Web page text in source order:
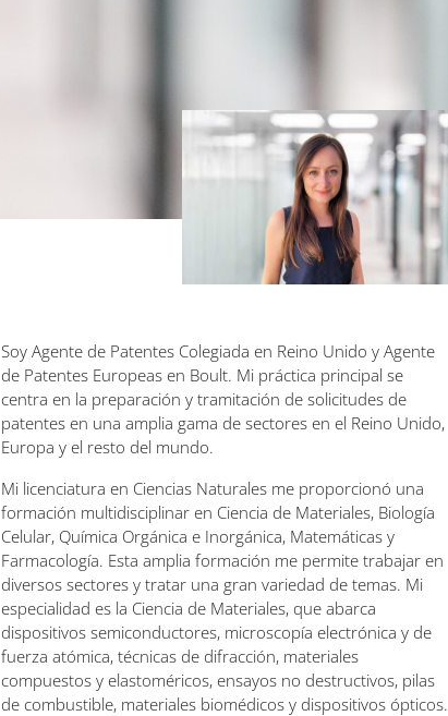
Soy Agente de Patentes Colegiada en Reino Unido y Agente
de Patentes Europeas en Boult. Mi práctica principal se
centra en la preparación y tramitación de solicitudes de
patentes en una amplia gama de sectores en el Reino Unido,
Europa y el resto del mundo.
Mi licenciatura en Ciencias Naturales me proporcionó una
formación multidisciplinar en Ciencia de Materiales, Biología
Celular, Química Orgánica e Inorgánica, Matemáticas y
Farmacología. Esta amplia formación me permite trabajar en
diversos sectores y tratar una gran variedad de temas. Mi
especialidad es la Ciencia de Materiales, que abarca
dispositivos semiconductores, microscopía electrónica y de
fuerza atómica, técnicas de difracción, materiales
compuestos y elastoméricos, ensayos no destructivos, pilas
de combustible, materiales biomédicos y dispositivos ópticos.